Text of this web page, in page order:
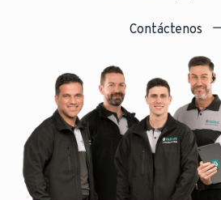
Contáctenos